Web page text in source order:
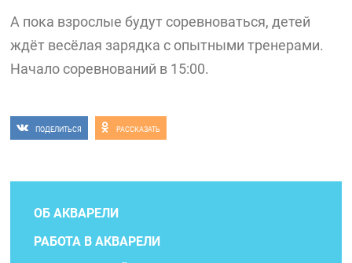
А пока взрослые будут соревноваться, детей
ждёт весёлая зарядка с опытными тренерами.
Начало соревнований в 15:00.
ПОДЕЛИТЬСЯ РАССКАЗАТЬ
ОБ АКВАРЕЛИ
РАБОТА В АКВАРЕЛИ